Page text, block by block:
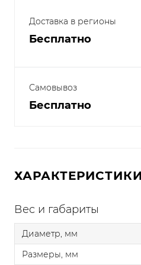
Доставка в регионы
Бесплатно
Самовывоз
Бесплатно
ХАРАКТЕРИСТИКИ
Вес и габариты
Диаметр, мм
Размеры, мм